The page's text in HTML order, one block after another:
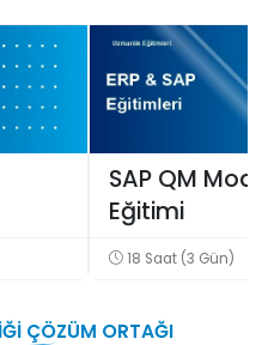
SAP QM
Eğitimi
18 Saat (3 Gün)
ÇÖZÜM ORTAĞI